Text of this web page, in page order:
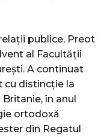
publice, Preot
al Facultății
A continuat
cu distincție la
în anul
ortodoxă
din Regatul